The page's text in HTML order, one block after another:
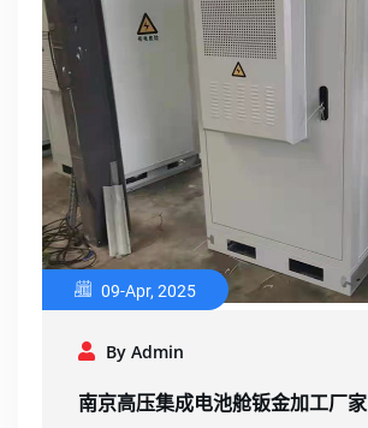
09-Apr, 2025
By Admin
南京高压集成电池舱钣金加工厂家